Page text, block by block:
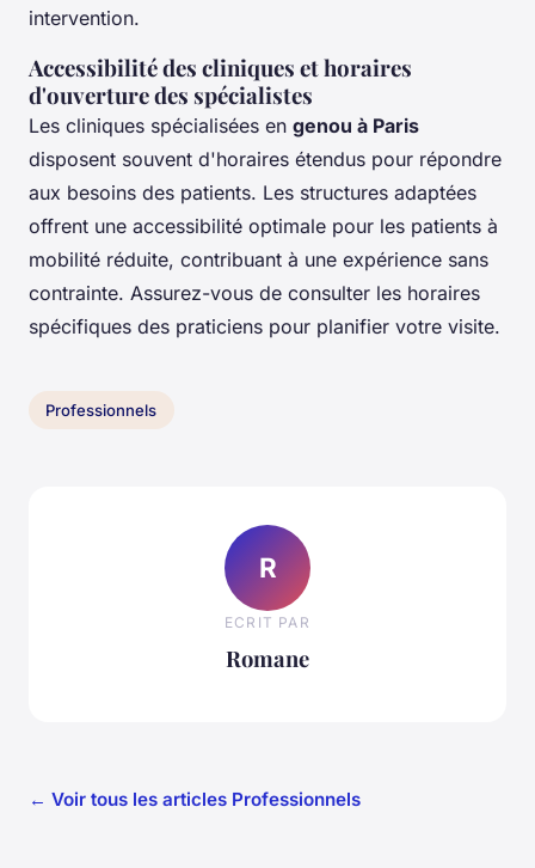
intervention.
Accessibilité des cliniques et horaires
d'ouverture des spécialistes
Les cliniques spécialisées en genou à Paris
disposent souvent d'horaires étendus pour répondre
aux besoins des patients. Les structures adaptées
offrent une accessibilité optimale pour les patients à
mobilité réduite, contribuant à une expérience sans
contrainte. Assurez-vous de consulter les horaires
spécifiques des praticiens pour planifier votre visite.
Professionnels
R
ECRIT PAR
Romane
← Voir tous les articles Professionnels